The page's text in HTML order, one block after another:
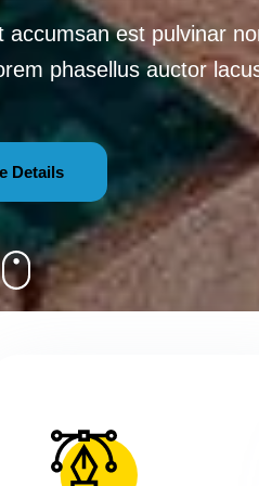
accumsan est pulvinar
phasellus auctor
Details